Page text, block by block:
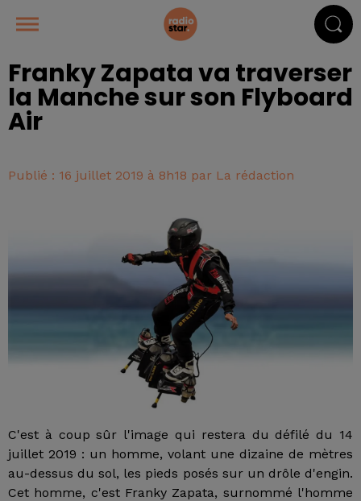
Franky Zapata va traverser
la Manche sur son Flyboard
Air
Publié : 16 juillet 2019 à 8h18 par La rédaction
C'est à coup sûr l'image qui restera du défilé du 14
juillet 2019 : un homme, volant une dizaine de mètres
au-dessus du sol, les pieds posés sur un drôle d'engin.
Cet homme, c'est Franky Zapata, surnommé l'homme